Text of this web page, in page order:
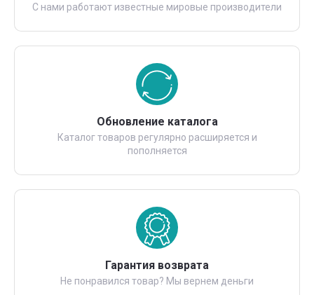
С нами работают известные мировые производители
Обновление каталога
Каталог товаров регулярно расширяется и
пополняется
Гарантия возврата
Не понравился товар? Мы вернем деньги